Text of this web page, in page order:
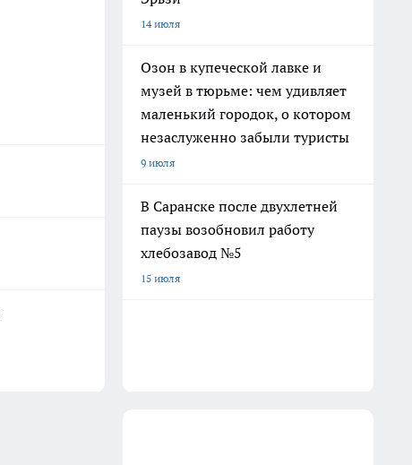
14 июля
Озон в купеческой лавке и
музей в тюрьме: чем удивляет
маленький городок, о котором
незаслуженно забыли туристы
9 июля
В Саранске после двухлетней
паузы возобновил работу
хлебозавод №5
15 июля